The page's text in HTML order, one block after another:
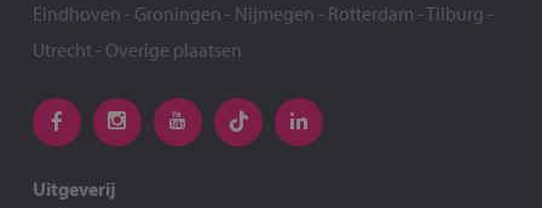
Eindhoven - Groningen - Nijmegen - Rotterdam -Tilburg -
Utrecht- Overige plaatsen
Uitgeverij